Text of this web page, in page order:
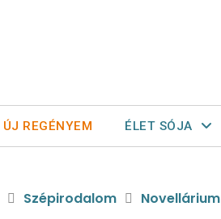
ÚJ REGÉNYEM ÉLET SÓJA
Szépirodalom Novellárium